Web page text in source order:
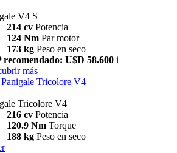
V4 S
214 cv Potencia
124 Nm Par motor
173 kg Peso en seco
recomendado: U$D 58.600 i
más
Panigale Tricolore V4
Tricolore V4
216 cv Potencia
120.9 Nm Torque
188 kg Peso en seco